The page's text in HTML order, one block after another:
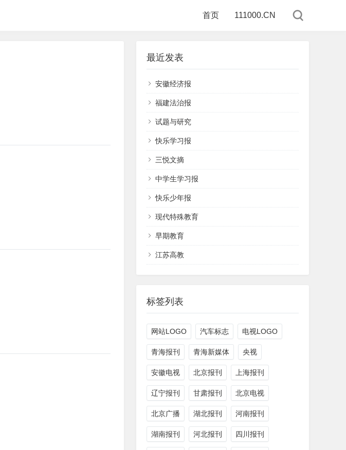
首页 111000.CN
最近发表
安徽经济报
福建法治报
试题与研究
快乐学习报
三悦文摘
中学生学习报
快乐少年报
现代特殊教育
早期教育
江苏高教
标签列表
网站LOGO 汽车标志 电视LOGO
青海报刊 青海新媒体 央视
安徽电视 北京报刊 上海报刊
辽宁报刊 甘肃报刊 北京电视
北京广播 湖北报刊 河南报刊
湖南报刊 河北报刊 四川报刊